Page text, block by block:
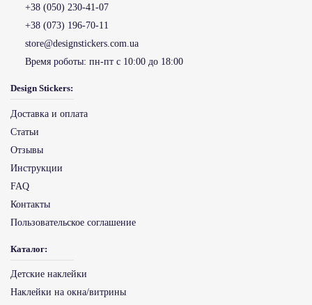
+38 (050) 230-41-07
+38 (073) 196-70-11
store@designstickers.com.ua
Время роботы: пн-пт с 10:00 до 18:00
Design Stickers:
Доставка и оплата
Статьи
Отзывы
Инструкции
FAQ
Контакты
Пользовательское соглашение
Каталог:
Детские наклейки
Наклейки на окна/витрины